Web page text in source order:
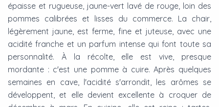
épaisse et rugueuse, jaune-vert lavé de rouge, loin des
pommes calibrées et lisses du commerce. La chair,
légèrement jaune, est ferme, fine et juteuse, avec une
acidité franche et un parfum intense qui font toute sa
personnalité. À la récolte, elle est vive, presque
mordante : c'est une pomme à cuire. Après quelques
semaines en cave, l'acidité s'arrondit, les arômes se
développent, et elle devient excellente à croquer de